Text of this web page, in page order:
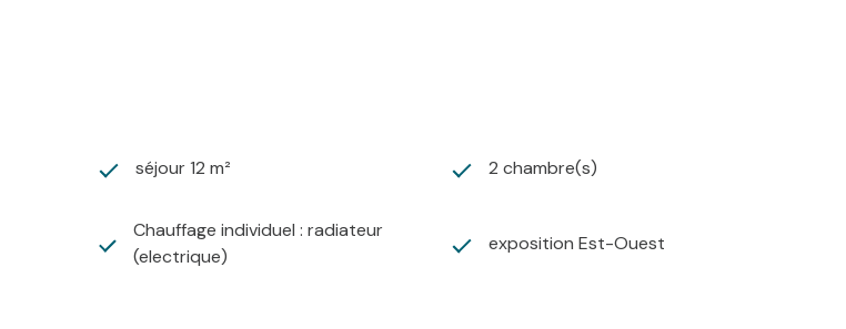
séjour 12 m² 2 chambre(s)
Chauffage individuel : radiateur
(electrique)
exposition Est-Ouest